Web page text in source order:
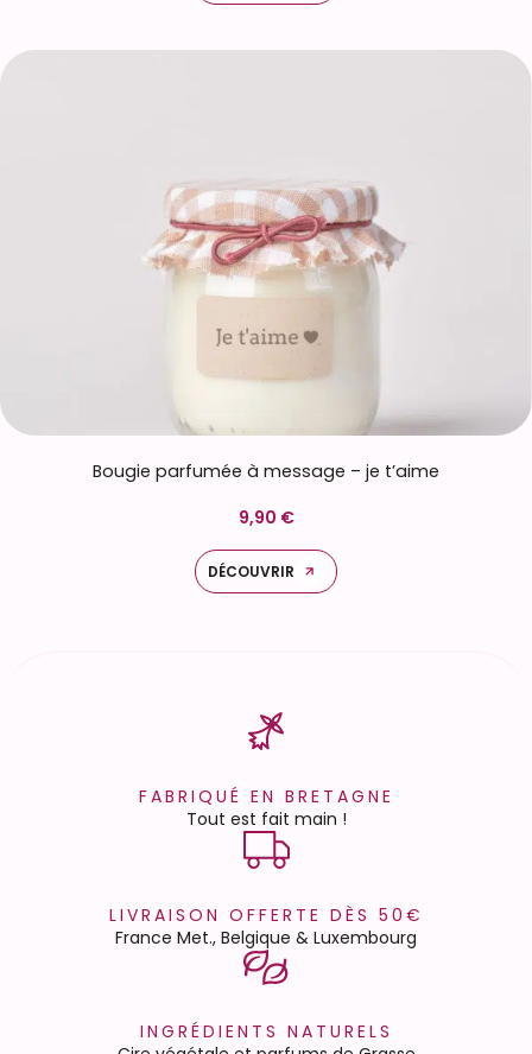
Bougie parfumée à message – je t’aime
9,90 €
DÉCOUVRIR
FABRIQUÉ EN BRETAGNE
Tout est fait main !
LIVRAISON OFFERTE DÈS 50€
France Met., Belgique & Luxembourg
INGRÉDIENTS NATURELS